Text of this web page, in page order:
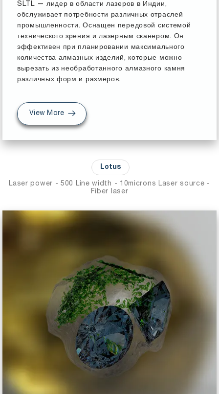
SLTL — лидер в области лазеров в Индии,
обслуживает потребности различных отраслей
промышленности. Оснащен передовой системой
технического зрения и лазерным сканером. Он
эффективен при планировании максимального
количества алмазных изделий, которые можно
вырезать из необработанного алмазного камня
различных форм и размеров.
View More
Lotus
Laser power - 500 Line width - 10microns Laser source -
Fiber laser